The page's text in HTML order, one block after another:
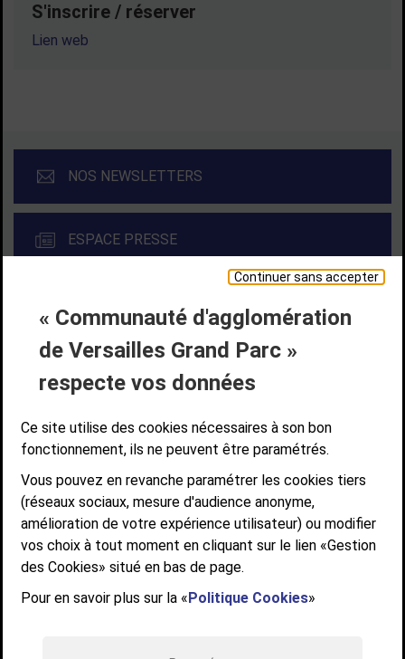
Continuer sans accepter
« Communauté d'agglomération
de Versailles Grand Parc »
respecte vos données
Ce site utilise des cookies nécessaires à son bon
fonctionnement, ils ne peuvent être paramétrés.
Vous pouvez en revanche paramétrer les cookies tiers
(réseaux sociaux, mesure d'audience anonyme,
amélioration de votre expérience utilisateur) ou modifier
vos choix à tout moment en cliquant sur le lien «Gestion
des Cookies» situé en bas de page.
Pour en savoir plus sur la «Politique Cookies»
S'inscrire / réserver
Lien web
NOS NEWSLETTERS
ESPACE PRESSE
Liens bas de page
CONTACT MENTIONS LÉGALES
PLAN DE SITE
ACCESSIBILITÉ NUMÉRIQUE
GESTION DES COOKIES
Suivez-nous
Communauté d'agglomération de Versailles
Grand Parc
6, AVENUE DE PARIS - CS 10922 - 78009 VERSAILLES CEDEX
STANDARD : 01 39 66 30 00 - OUVERT DU LUNDI AU VENDREDI DE 9H À